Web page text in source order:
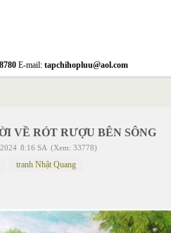
E-mail: tapchihopluu@aol.com
VỀ RÓT RƯỢU BÊN SÔNG
8:16 SA (Xem: 33778)
tranh Nhật Quang